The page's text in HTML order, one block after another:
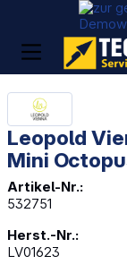
Leopold
Mini
Artikel-Nr.:
532751
Herst.-Nr.:
LV01623